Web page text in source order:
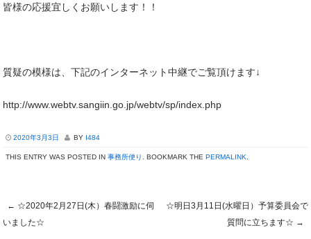
皆様の応援宜しくお願いします！！
質疑の模様は、下記のインターネット中継でご覧頂けます↓
http://www.webtv.sangiin.go.jp/webtv/sp/index.php
2020年3月3日 BY I484
THIS ENTRY WAS POSTED IN 事務所便り . BOOKMARK THE PERMALINK
Post navigation
← ☆2020年2月27日(木）春闘激励に伺
いました☆
☆明日3月11日(水曜日）予算委員会で
質問に立ちます☆ →